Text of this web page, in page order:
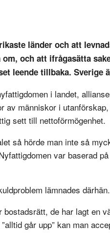
länder och att
och att ifrågasätta
leende tillbaka. Sverige
i landet,
av människor i
sett till nettoförmögenhet.
så hörde man inte så
var baserad
lämnades därhän.
de har lagt en
går upp” kan man